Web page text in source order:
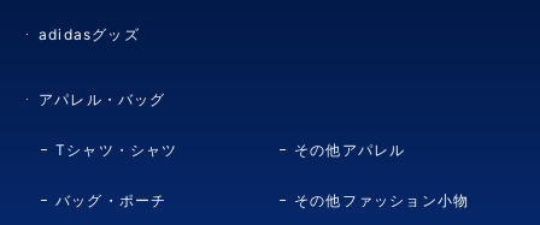
adidasグッズ
アパレル・バッグ
Tシャツ・シャツ その他アパレル
バッグ・ポーチ その他ファッション小物